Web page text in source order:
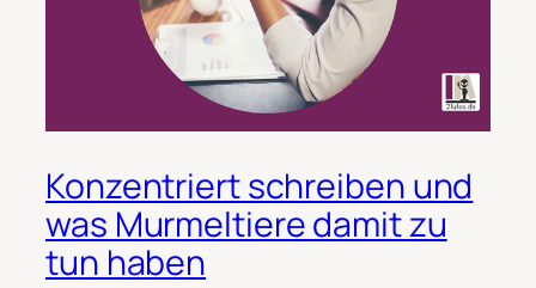
Konzentriert schreiben und
was Murmeltiere damit zu
tun haben